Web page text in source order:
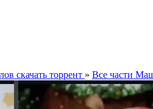
скачать торрент » Все части